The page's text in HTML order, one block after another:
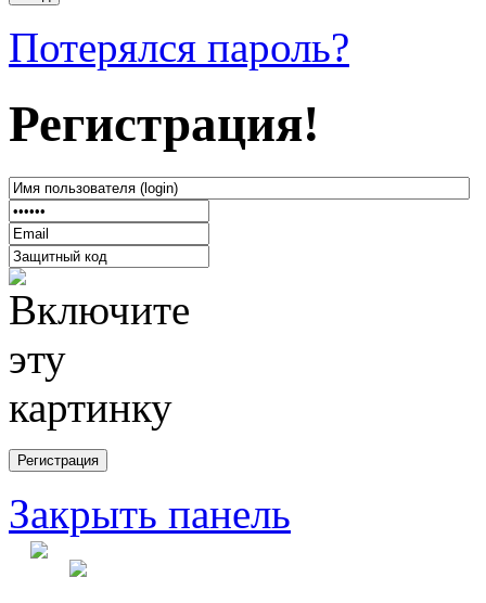
Потерялся пароль?
Регистрация!
Закрыть панель